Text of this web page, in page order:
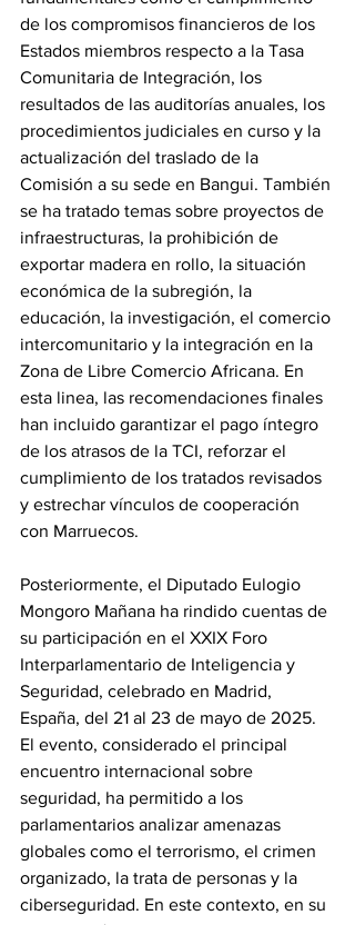
de los compromisos financieros de los
Estados miembros respecto a la Tasa
Comunitaria de Integración, los
resultados de las auditorías anuales, los
procedimientos judiciales en curso y la
actualización del traslado de la
Comisión a su sede en Bangui. También
se ha tratado temas sobre proyectos de
infraestructuras, la prohibición de
exportar madera en rollo, la situación
económica de la subregión, la
educación, la investigación, el comercio
intercomunitario y la integración en la
Zona de Libre Comercio Africana. En
esta linea, las recomendaciones finales
han incluido garantizar el pago íntegro
de los atrasos de la TCI, reforzar el
cumplimiento de los tratados revisados
y estrechar vínculos de cooperación
con Marruecos.
Posteriormente, el Diputado Eulogio
Mongoro Mañana ha rindido cuentas de
su participación en el XXIX Foro
Interparlamentario de Inteligencia y
Seguridad, celebrado en Madrid,
España, del 21 al 23 de mayo de 2025.
El evento, considerado el principal
encuentro internacional sobre
seguridad, ha permitido a los
parlamentarios analizar amenazas
globales como el terrorismo, el crimen
organizado, la trata de personas y la
ciberseguridad. En este contexto, en su